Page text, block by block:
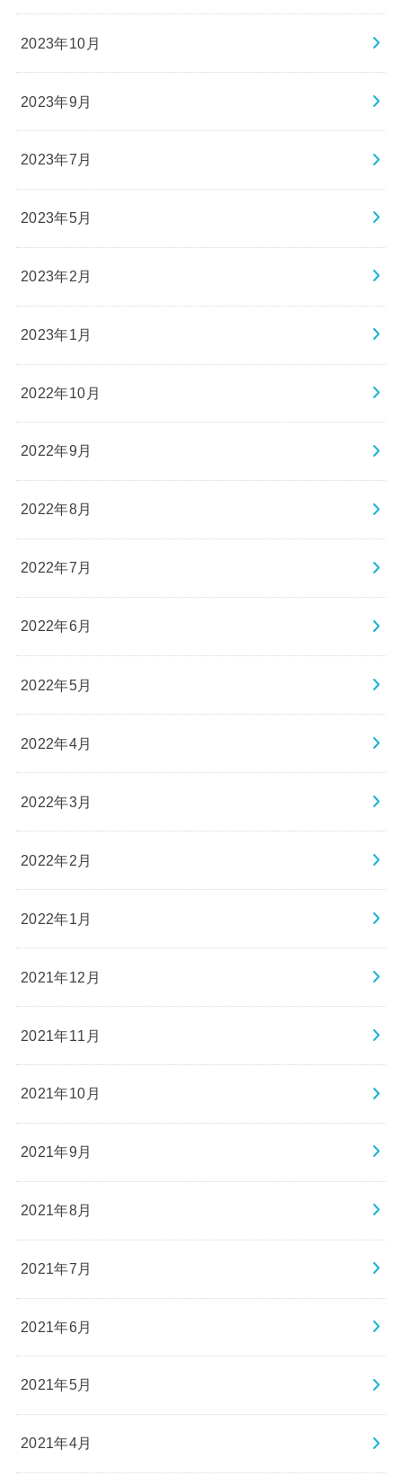
2023年10月
2023年9月
2023年7月
2023年5月
2023年2月
2023年1月
2022年10月
2022年9月
2022年8月
2022年7月
2022年6月
2022年5月
2022年4月
2022年3月
2022年2月
2022年1月
2021年12月
2021年11月
2021年10月
2021年9月
2021年8月
2021年7月
2021年6月
2021年5月
2021年4月